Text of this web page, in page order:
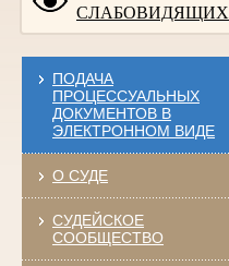
СЛАБОВИДЯЩИХ
ПОДАЧА
ПРОЦЕССУАЛЬНЫХ
ДОКУМЕНТОВ В
ЭЛЕКТРОННОМ ВИДЕ
О СУДЕ
СУДЕЙСКОЕ
СООБЩЕСТВО